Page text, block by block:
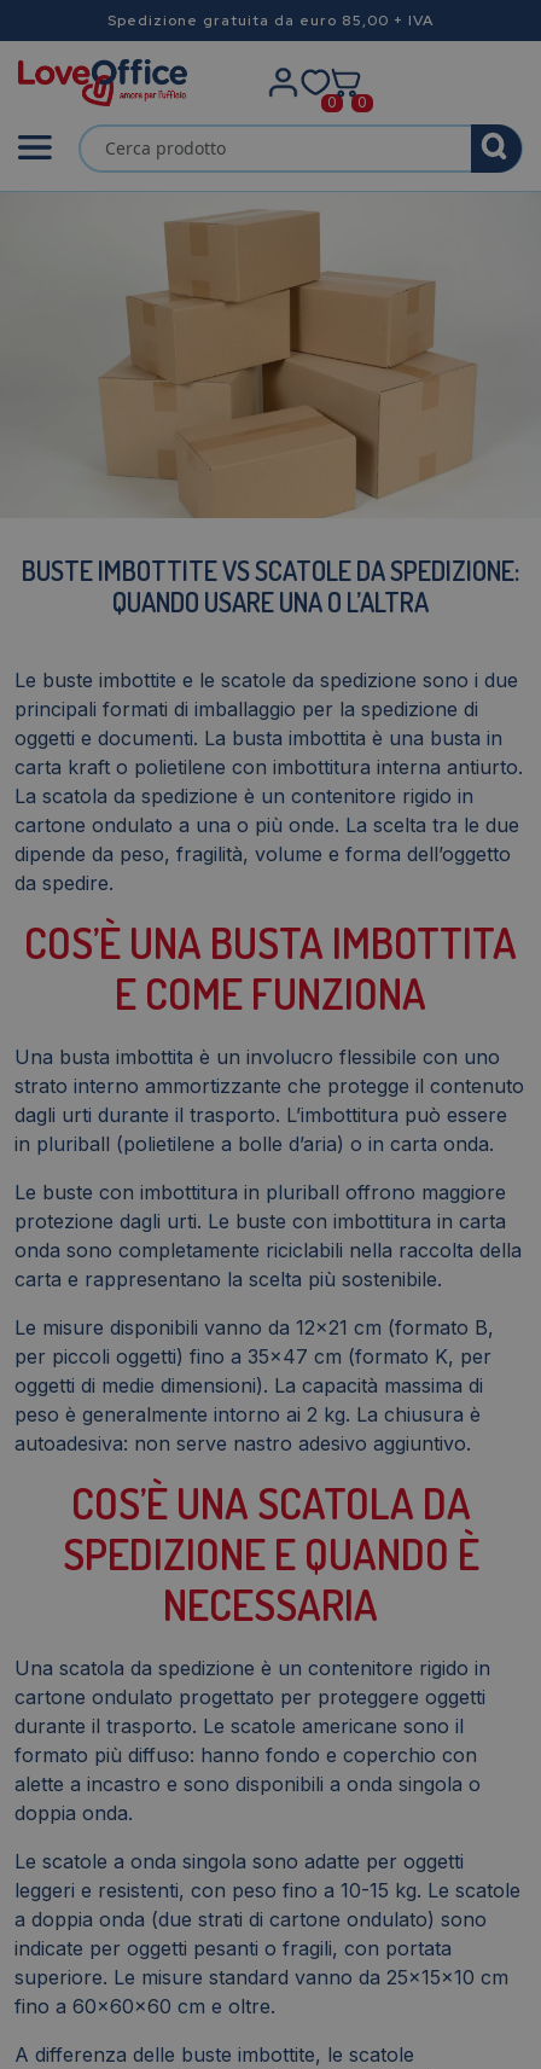
Spedizione gratuita da euro 85,00 + IVA
0 0
BUSTE IMBOTTITE VS SCATOLE DA SPEDIZIONE:
QUANDO USARE UNA O L’ALTRA
Le buste imbottite e le scatole da spedizione sono i due
principali formati di imballaggio per la spedizione di
oggetti e documenti. La busta imbottita è una busta in
carta kraft o polietilene con imbottitura interna antiurto.
La scatola da spedizione è un contenitore rigido in
cartone ondulato a una o più onde. La scelta tra le due
dipende da peso, fragilità, volume e forma dell’oggetto
da spedire.
COS’È UNA BUSTA IMBOTTITA
E COME FUNZIONA
Una busta imbottita è un involucro flessibile con uno
strato interno ammortizzante che protegge il contenuto
dagli urti durante il trasporto. L’imbottitura può essere
in pluriball (polietilene a bolle d’aria) o in carta onda.
Le buste con imbottitura in pluriball offrono maggiore
protezione dagli urti. Le buste con imbottitura in carta
onda sono completamente riciclabili nella raccolta della
carta e rappresentano la scelta più sostenibile.
Le misure disponibili vanno da 12×21 cm (formato B,
per piccoli oggetti) fino a 35×47 cm (formato K, per
oggetti di medie dimensioni). La capacità massima di
peso è generalmente intorno ai 2 kg. La chiusura è
autoadesiva: non serve nastro adesivo aggiuntivo.
COS’È UNA SCATOLA DA
SPEDIZIONE E QUANDO È
NECESSARIA
Una scatola da spedizione è un contenitore rigido in
cartone ondulato progettato per proteggere oggetti
durante il trasporto. Le scatole americane sono il
formato più diffuso: hanno fondo e coperchio con
alette a incastro e sono disponibili a onda singola o
doppia onda.
Le scatole a onda singola sono adatte per oggetti
leggeri e resistenti, con peso fino a 10-15 kg. Le scatole
a doppia onda (due strati di cartone ondulato) sono
indicate per oggetti pesanti o fragili, con portata
superiore. Le misure standard vanno da 25×15×10 cm
fino a 60×60×60 cm e oltre.
A differenza delle buste imbottite, le scatole